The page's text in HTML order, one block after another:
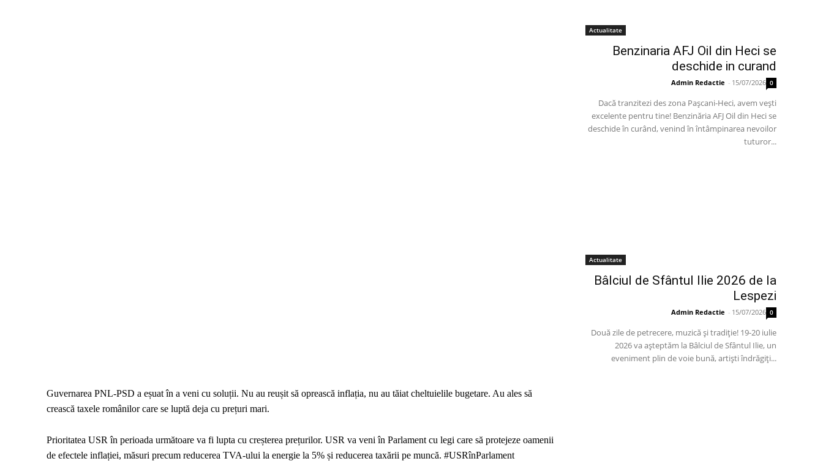
Guvernarea PNL-PSD a eșuat în a veni cu soluții. Nu au reușit să oprească inflația, nu au tăiat cheltuielile bugetare. Au ales să
crească taxele românilor care se luptă deja cu prețuri mari.
Prioritatea USR în perioada următoare va fi lupta cu creșterea prețurilor. USR va veni în Parlament cu legi care să protejeze oamenii
de efectele inflației, măsuri precum reducerea TVA-ului la energie la 5% și reducerea taxării pe muncă. #USRînParlament
Actualitate
Benzinaria AFJ Oil din Heci se
deschide in curand
Admin Redactie - 15/07/2026 0
Dacă tranzitezi des zona Pașcani-Heci, avem vești
excelente pentru tine! Benzinăria AFJ Oil din Heci se
deschide în curând, venind în întâmpinarea nevoilor
tuturor...
Actualitate
Bâlciul de Sfântul Ilie 2026 de la
Lespezi
Admin Redactie - 15/07/2026 0
Două zile de petrecere, muzică și tradiție! 19-20 iulie
2026 va așteptăm la Bâlciul de Sfântul Ilie, un
eveniment plin de voie bună, artiști îndrăgiți...